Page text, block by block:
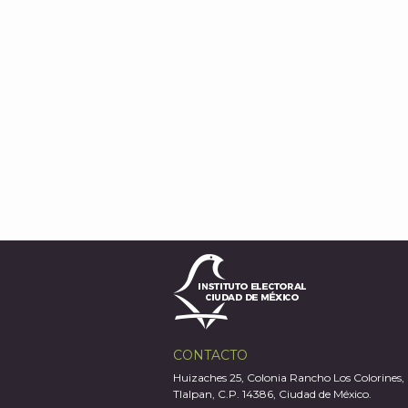
CONTACTO
Huizaches 25, Colonia Rancho Los Colorines,
Tlalpan, C.P. 14386, Ciudad de México.